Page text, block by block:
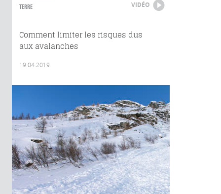
TERRE VIDÉO
Comment limiter les risques dus
aux avalanches
19.04.2019